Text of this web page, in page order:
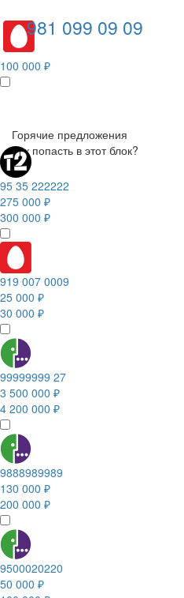
981 099 09 09
100 000 ₽
Горячие предложения
Как попасть в этот блок?
95 35 222222
275 000 ₽
300 000 ₽
919 007 0009
25 000 ₽
30 000 ₽
99999999 27
3 500 000 ₽
4 200 000 ₽
9888989989
130 000 ₽
200 000 ₽
9500020220
50 000 ₽